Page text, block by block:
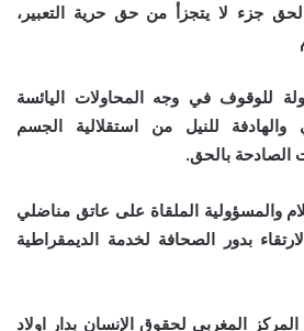
الحق جزء لا يتجزأ من حق حرية التعبير،
للوقوف في وجه المحاولات اليائسة
للنيل من استقلالية الجسم
بالحق.
والمسؤولية الملقاة على عاتق مناضلي
بدور الصحافة لخدمة الديمقراطية
المغربي لحقوق الإنسان بدار اولاد